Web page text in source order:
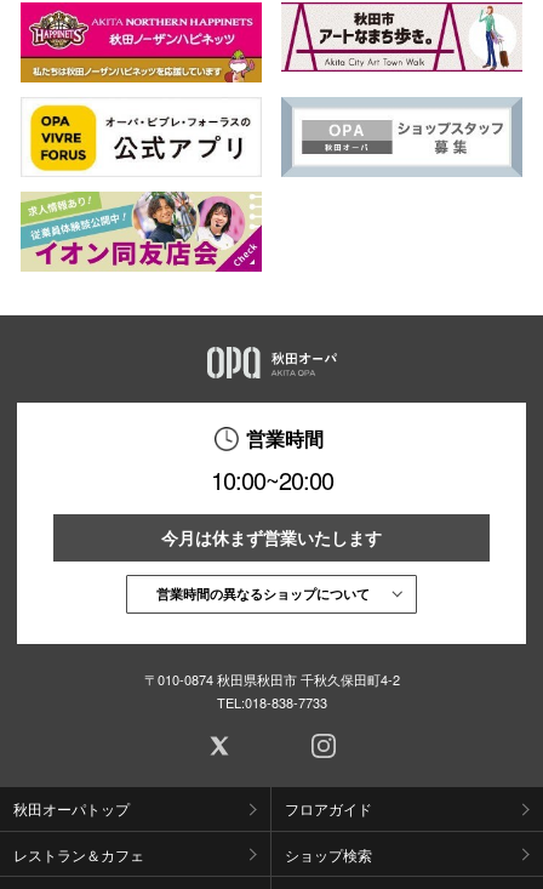
営業時間
10:00~20:00
今月は休まず営業いたします
営業時間の異なるショップについて
〒010-0874 秋田県秋田市 千秋久保田町4-2
TEL:018-838-7733
秋田オーパトップ フロアガイド
レストラン＆カフェ ショップ検索